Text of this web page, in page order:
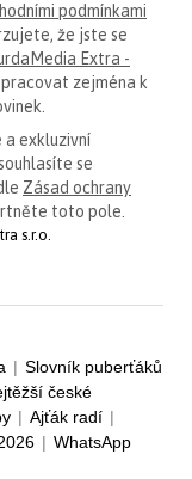
podmínkami
že jste se
Extra -
pracovat zejména k
a exkluzivní
se
Zásad ochrany
toto pole.
s.r.o.
| Slovník puberťáků
české
| Ajťák radí |
| WhatsApp